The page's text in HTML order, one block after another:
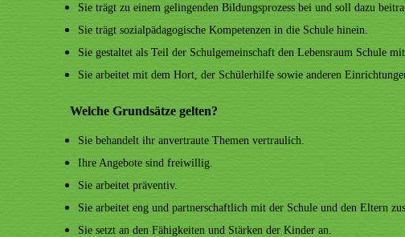
Sie trägt zu einem gelingenden Bildungsprozess bei und soll dazu
Sie trägt sozialpädagogische Kompetenzen in die Schule hinein.
Sie gestaltet als Teil der Schulgemeinschaft den Lebensraum Schule
Sie arbeitet mit dem Hort, der Schülerhilfe sowie anderen
Welche Grundsätze gelten?
Sie behandelt ihr anvertraute Themen vertraulich.
Ihre Angebote sind freiwillig.
Sie arbeitet präventiv.
Sie arbeitet eng und partnerschaftlich mit der Schule und den Eltern
Sie setzt an den Fähigkeiten und Stärken der Kinder an.